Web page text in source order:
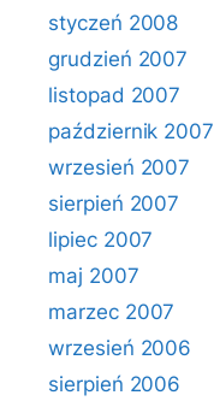
styczeń 2008
grudzień 2007
listopad 2007
październik 2007
wrzesień 2007
sierpień 2007
lipiec 2007
maj 2007
marzec 2007
wrzesień 2006
sierpień 2006